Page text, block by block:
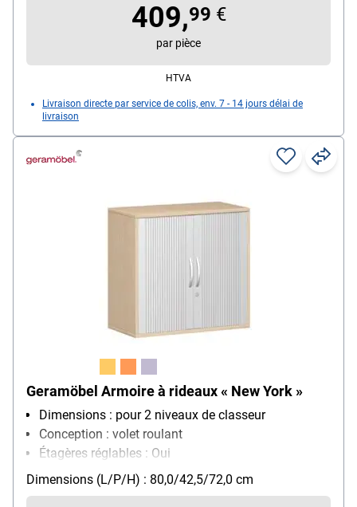
409,99 €
par pièce
HTVA
Livraison directe par service de colis, env. 7 - 14 jours délai de
livraison
Geramöbel Armoire à rideaux « New York »
Dimensions : pour 2 niveaux de classeur
Conception : volet roulant
Étagères réglables : Oui
Verrouillable : Oui
Modèle de piètement : sur patins
Dimensions (L/P/H) : 80,0/42,5/72,0 cm